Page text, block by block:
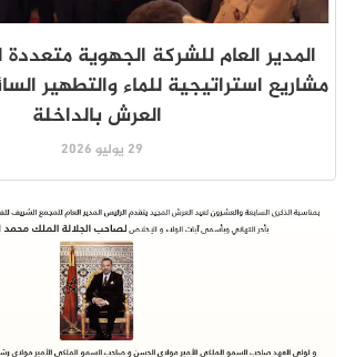
المدير العام للشركة الجهوية
مشاريع استراتيجية للماء والتطهير
العرش بالداخلة
29 يوليو 2026